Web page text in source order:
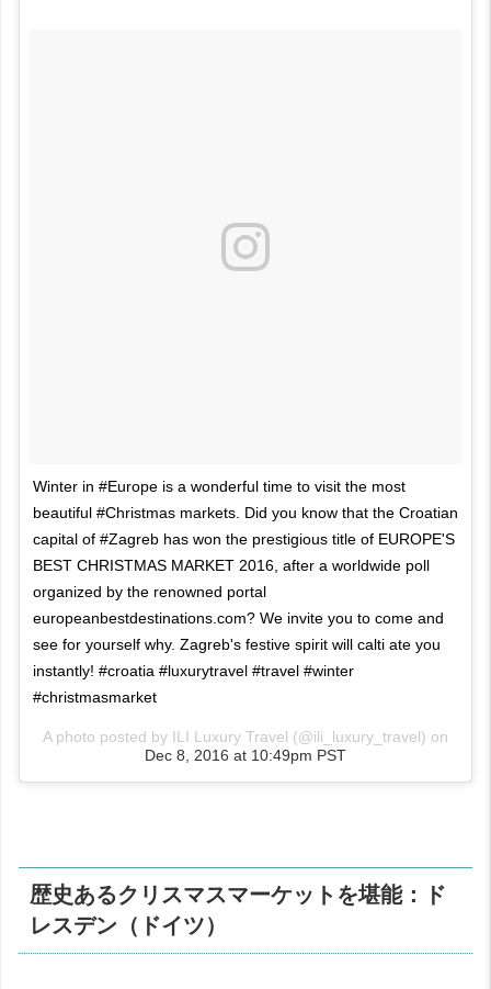
Winter in #Europe is a wonderful time to visit the most
beautiful #Christmas markets. Did you know that the Croatian
capital of #Zagreb has won the prestigious title of EUROPE'S
BEST CHRISTMAS MARKET 2016, after a worldwide poll
organized by the renowned portal
europeanbestdestinations.com? We invite you to come and
see for yourself why. Zagreb's festive spirit will calti ate you
instantly! #croatia #luxurytravel #travel #winter
#christmasmarket
A photo posted by ILI Luxury Travel (@ili_luxury_travel) on
Dec 8, 2016 at 10:49pm PST
歴史あるクリスマスマーケットを堪能：ド
レスデン（ドイツ）